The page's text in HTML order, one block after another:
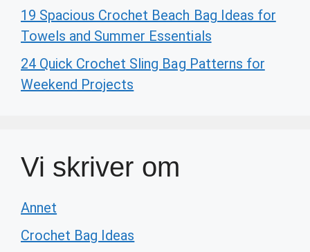
19 Spacious Crochet Beach Bag Ideas for
Towels and Summer Essentials
24 Quick Crochet Sling Bag Patterns for
Weekend Projects
Vi skriver om
Annet
Crochet Bag Ideas